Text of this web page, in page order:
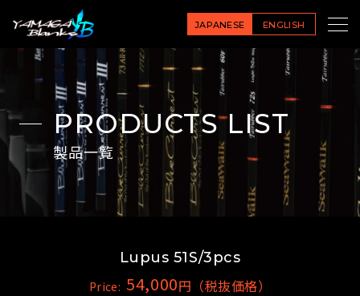
JAPANESE ENGLISH
PRODUCTS LIST
製品一覧
Lupus 51S/3pcs
Price: 54,000円（税抜価格）